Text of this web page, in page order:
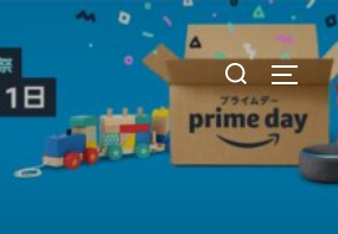
検
索
対
象:
サイ